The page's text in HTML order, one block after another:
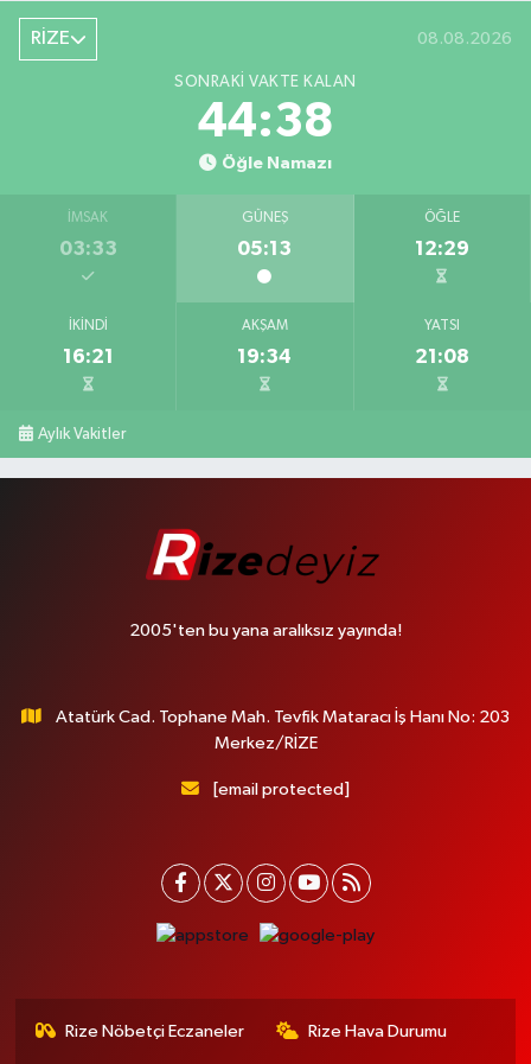
RİZE 08.08.2026
SONRAKI VAKTE KALAN
44:37
Öğle Namazı
İMSAK
03:33
GÜNEŞ
05:13
ÖĞLE
12:29
İKINDI
16:21
AKŞAM
19:34
YATSI
21:08
Aylık Vakitler
2005'ten bu yana aralıksız yayında!
Atatürk Cad. Tophane Mah. Tevfik Mataracı İş Hanı No: 203
Merkez/RİZE
[email protected]
Rize Nöbetçi Eczaneler Rize Hava Durumu